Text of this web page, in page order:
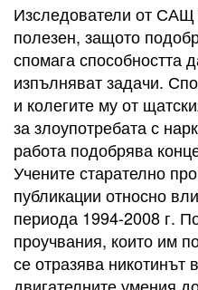
Изследователи от САЩ
полезен, защото
спомага способността
изпълняват задачи.
и колегите му от
за злоупотребата с
работа подобрява
Учените старателно
публикации относно
периода 1994-2008 г.
проучвания, които им
се отразява никотинът